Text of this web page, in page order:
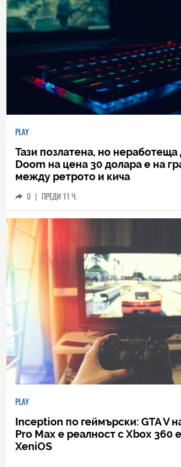
PLAY
Тази позлатена, но неработеща
Doom на цена 30 долара е на
между ретрото и кича
0 | ПРЕДИ 11 Ч.
PLAY
Inception по геймърски: GTA V
Pro Max е реалност с Xbox 360
XeniOS